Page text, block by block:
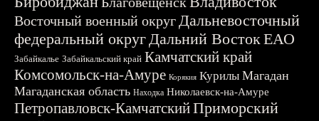
Восточный военный округДальневосточный
федеральный округДальний ВостокЕАО
Забайкалье Забайкальский край Камчатский край
Комсомольск-на-Амуре Корякия Курилы Магадан
Магаданская область Находка Николаевск-на-Амуре
Петропавловск-КамчатскийПриморский